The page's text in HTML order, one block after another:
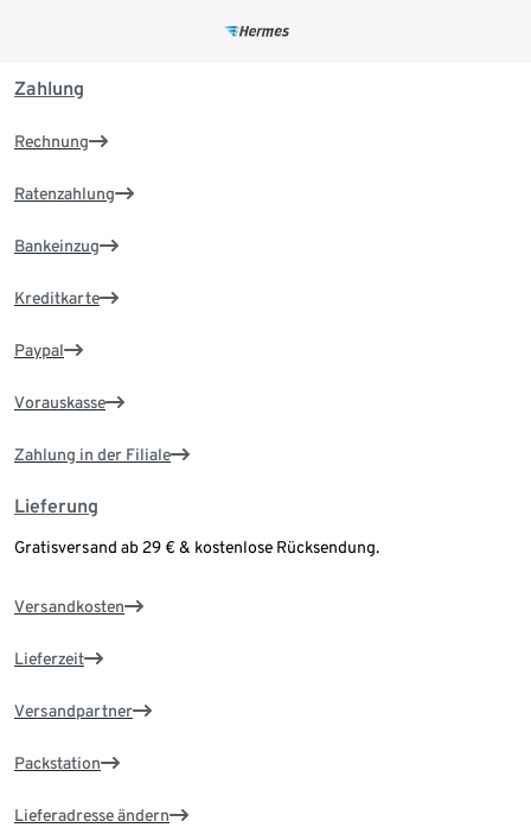
Zahlung
Rechnung
Ratenzahlung
Bankeinzug
Kreditkarte
Paypal
Vorauskasse
Zahlung in der Filiale
Lieferung
Gratisversand ab 29 € & kostenlose Rücksendung.
Versandkosten
Lieferzeit
Versandpartner
Packstation
Lieferadresse ändern